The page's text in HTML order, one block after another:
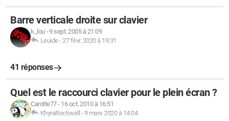
Barre verticale droite sur clavier
k_lou-9 sept. 2005 à 21:09
Leuide-27 févr. 2020 à 19:31
41 réponses
Quel est le raccourci clavier pour le plein écran ?
Carotte77- 16 oct. 2010 à 16:51
KhyraRockwell -9 mars 2020 à 14:04